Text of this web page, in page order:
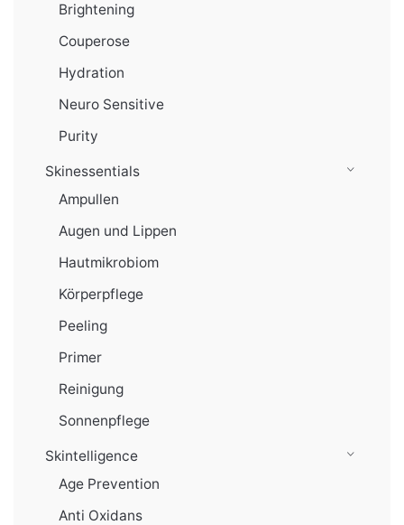
Brightening
Couperose
Hydration
Neuro Sensitive
Purity
Skinessentials
Ampullen
Augen und Lippen
Hautmikrobiom
Körperpflege
Peeling
Primer
Reinigung
Sonnenpflege
Skintelligence
Age Prevention
Anti Oxidans